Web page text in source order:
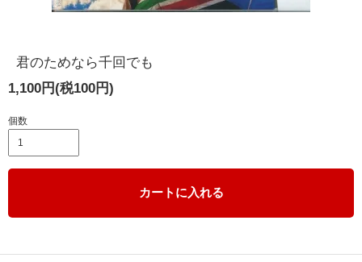
君のためなら千回でも
1,100円(税100円)
個数
カートに入れる